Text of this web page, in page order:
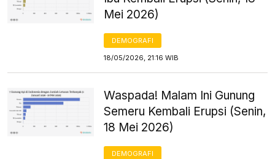
Mei 2026)
DEMOGRAFI
18/05/2026, 21:16 WIB
Waspada! Malam Ini Gunung
Semeru Kembali Erupsi (Senin,
18 Mei 2026)
DEMOGRAFI